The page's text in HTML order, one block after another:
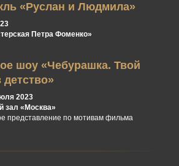
«Руслан и Людмила»
Петра Фоменко»
шоу «Чебурашка. Твой
детство»
2023
зал «Москва»
представление по мотивам фильма